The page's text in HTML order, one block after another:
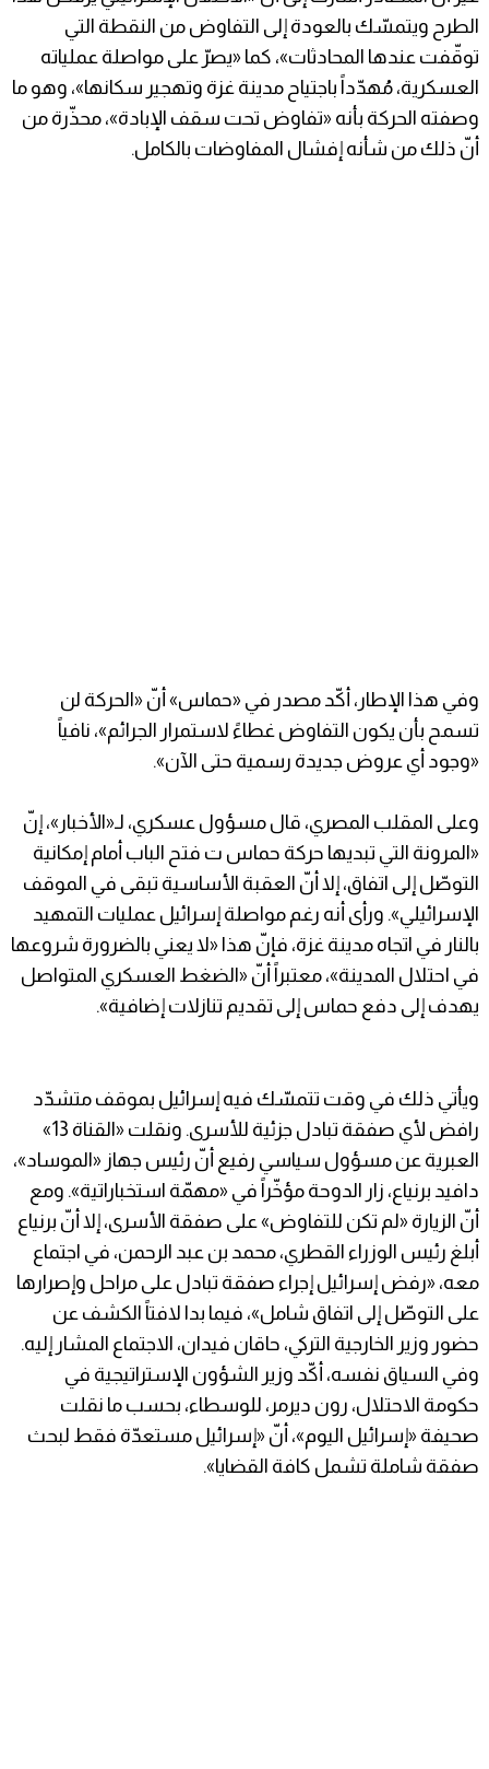
الطرح ويتمسّك بالعودة إلى التفاوض من النقطة التي
توقّفت عندها المحادثات»، كما «يصرّ على مواصلة عملياته
العسكرية، مُهدّداً باجتياح مدينة غزة وتهجير سكانها»، وهو ما
وصفته الحركة بأنه «تفاوض تحت سقف الإبادة»، محذّرة من
أنّ ذلك من شأنه إفشال المفاوضات بالكامل.
وفي هذا الإطار، أكّد مصدر في «حماس» أنّ «الحركة لن
تسمح بأن يكون التفاوض غطاءً لاستمرار الجرائم»، نافياً
«وجود أي عروض جديدة رسمية حتى الآن».
وعلى المقلب المصري، قال مسؤول عسكري، لـ«الأخبار»، إنّ
«المرونة التي تبديها حركة حماس ت فتح الباب أمام إمكانية
التوصّل إلى اتفاق، إلا أنّ العقبة الأساسية تبقى في الموقف
الإسرائيلي». ورأى أنه رغم مواصلة إسرائيل عمليات التمهيد
بالنار في اتجاه مدينة غزة، فإنّ هذا «لا يعني بالضرورة شروعها
في احتلال المدينة»، معتبراً أنّ «الضغط العسكري المتواصل
يهدف إلى دفع حماس إلى تقديم تنازلات إضافية».
ويأتي ذلك في وقت تتمسّك فيه إسرائيل بموقف متشدّد
رافض لأي صفقة تبادل جزئية للأسرى. ونقلت «القناة 13»
العبرية عن مسؤول سياسي رفيع أنّ رئيس جهاز «الموساد»،
دافيد برنياع، زار الدوحة مؤخّراً في «مهمّة استخباراتية». ومع
أنّ الزيارة «لم تكن للتفاوض» على صفقة الأسرى، إلا أنّ برنياع
أبلغ رئيس الوزراء القطري، محمد بن عبد الرحمن، في اجتماع
معه، «رفض إسرائيل إجراء صفقة تبادل على مراحل وإصرارها
على التوصّل إلى اتفاق شامل»، فيما بدا لافتاً الكشف عن
حضور وزير الخارجية التركي، حاقان فيدان، الاجتماع المشار إليه.
وفي السياق نفسه، أكّد وزير الشؤون الإستراتيجية في
حكومة الاحتلال، رون ديرمر، للوسطاء، بحسب ما نقلت
صحيفة «إسرائيل اليوم»، أنّ «إسرائيل مستعدّة فقط لبحث
صفقة شاملة تشمل كافة القضايا».